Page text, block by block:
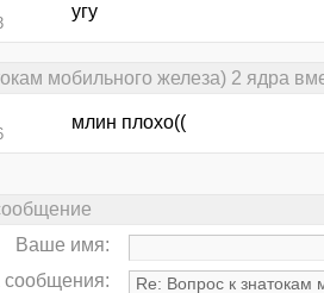
угу
мобильного железа) 2 ядра
млин плохо((
Ваше имя:
сообщения: